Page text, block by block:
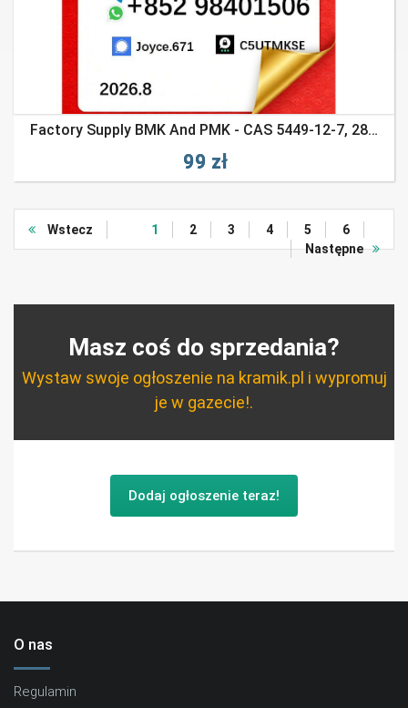
Factory Supply BMK And PMK - CAS 5449-12-7, 28578-16-7 Manufacture
99 zł
Wstecz 1 2 3 4 5
6
Następne
Masz coś do sprzedania?
Wystaw swoje ogłoszenie na kramik.pl i wypromuj
je w gazecie!.
Dodaj ogłoszenie teraz!
O nas
Regulamin